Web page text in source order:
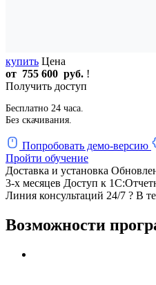
купить Цена
от 755 600 руб. !
Получить доступ
Бесплатно 24 часа.
Без скачивания.
Попробовать демо-версию
Пройти обучение
Доставка и установка
3-х месяцев Доступ к
Линия консультаций 24/7 ? В
Возможности